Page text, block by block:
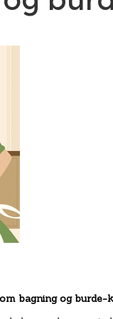
bagning og burde-